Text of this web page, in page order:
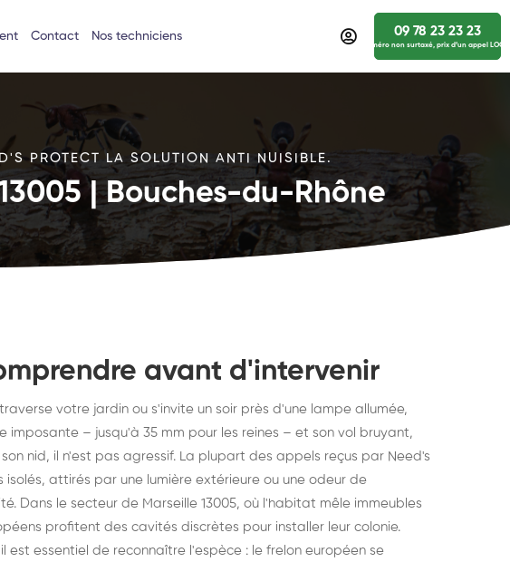
Contact Nos techniciens 09 78 23 23 23
numéro non surtaxé, prix d’un appel
PROTECT LA SOLUTION ANTI NUISIBLE.
| Bouches-du-Rhône
avant d'intervenir
votre jardin ou s'invite un soir près d'une lampe allumée,
imposante – jusqu'à 35 mm pour les reines – et son vol bruyant,
nid, il n'est pas agressif. La plupart des appels reçus par Need's
attirés par une lumière extérieure ou une odeur de
Dans le secteur de Marseille 13005, où l'habitat mêle immeubles
profitent des cavités discrètes pour installer leur colonie.
essentiel de reconnaître l'espèce : le frelon européen se